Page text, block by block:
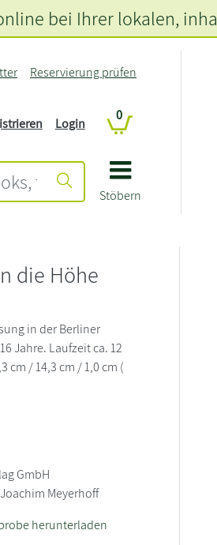
Stöbern
Reservierung prüfen
Login
0
bei Ihrer lokalen,
die Höhe
in der Berliner
Jahre. Laufzeit ca. 12
cm / 14,3 cm / 1,0 cm (
GmbH
Meyerhoff
herunterladen